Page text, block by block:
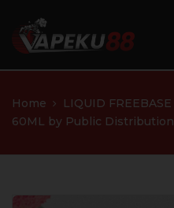
Home LIQUID FREEBASE
60ML by Public Distribution